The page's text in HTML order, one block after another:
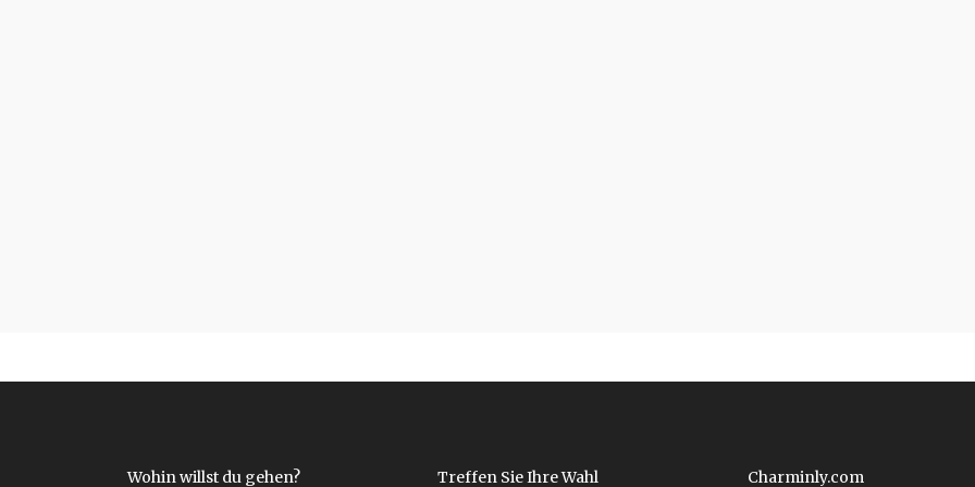
Wohin willst du gehen? Treffen Sie Ihre Wahl Charminly.com